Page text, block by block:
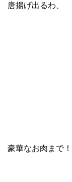
唐揚げ出るわ、
豪華なお肉まで！